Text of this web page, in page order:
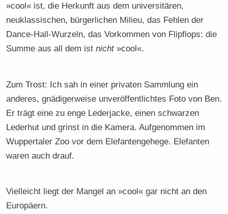
»cool« ist, die Herkunft aus dem universitären,
neuklassischen, bürgerlichen Milieu, das Fehlen der
Dance-Hall-Wurzeln, das Vorkommen von Flipflops: die
Summe aus all dem istnicht»cool«.
Zum Trost: Ich sah in einer privaten Sammlung ein
anderes, gnädigerweise unveröffentlichtes Foto von Ben.
Er trägt eine zu enge Lederjacke, einen schwarzen
Lederhut und grinst in die Kamera. Aufgenommen im
Wuppertaler Zoo vor dem Elefantengehege. Elefanten
waren auch drauf.
Vielleicht liegt der Mangel an »cool« gar nicht an den
Europäern.